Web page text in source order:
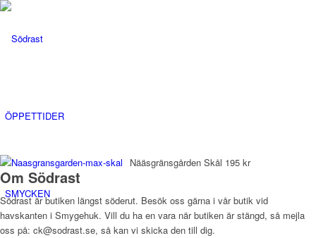
ÖPPETTIDER
SMYCKEN
Nääsgränsgården Skål 195 kr
Om Södrast
Södrast är butiken längst söderut. Besök oss gärna i vår butik vid
havskanten i Smygehuk. Vill du ha en vara när butiken är stängd, så mejla
oss på: ck@sodrast.se, så kan vi skicka den till dig.